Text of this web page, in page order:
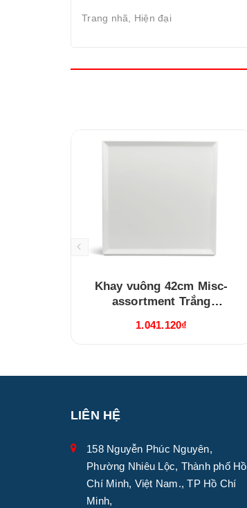
Trang nhã, Hiện đại
Khay vuông 42cm Misc-
assortment Trắng
1.041.120₫
LIÊN HỆ
158 Nguyễn Phúc Nguyên,
Phường Nhiêu Lộc, Thành phố Hồ
Chí Minh, Việt Nam., TP Hồ Chí
Minh,